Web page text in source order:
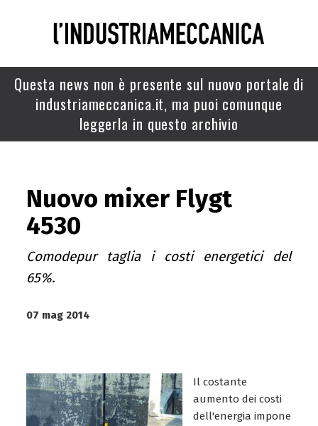
Questa news non è presente sul nuovo portale di
industriameccanica.it, ma puoi comunque
leggerla in questo archivio
Nuovo mixer Flygt
4530
Comodepur taglia i costi energetici del
65%.
07 mag 2014
Il costante
aumento dei costi
dell'energia impone